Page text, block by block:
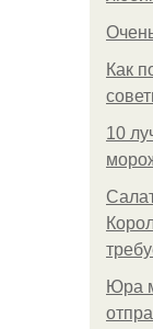
Как
10
Юра